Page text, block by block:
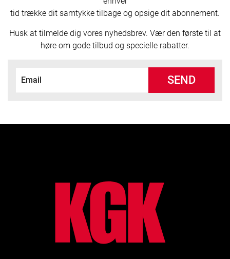
tid trække dit samtykke tilbage og opsige dit abonnement.
Husk at tilmelde dig vores nyhedsbrev. Vær den første til at
høre om gode tilbud og specielle rabatter.
SEND